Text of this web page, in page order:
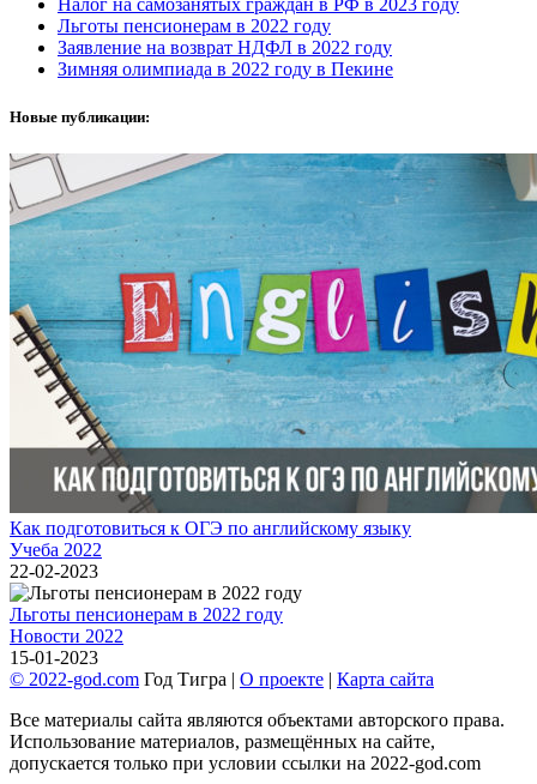
Налог на самозанятых граждан в РФ в 2023 году
Льготы пенсионерам в 2022 году
Заявление на возврат НДФЛ в 2022 году
Зимняя олимпиада в 2022 году в Пекине
Новые публикации:
Как подготовиться к ОГЭ по английскому языку
Учеба 2022
22-02-2023
Льготы пенсионерам в 2022 году
Новости 2022
15-01-2023
© 2022-god.com Год Тигра | О проекте | Карта сайта
Все материалы сайта являются объектами авторского права.
Использование материалов, размещённых на сайте,
допускается только при условии ссылки на 2022-god.com